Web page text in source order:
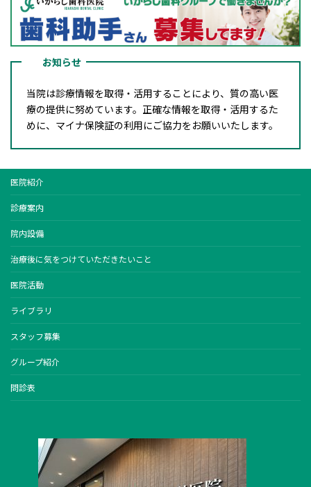
お知らせ
当院は診療情報を取得・活用することにより、質の高い医
療の提供に努めています。正確な情報を取得・活用するた
めに、マイナ保険証の利用にご協力をお願いいたします。
医院紹介
診療案内
院内設備
治療後に気をつけていただきたいこと
医院活動
ライブラリ
スタッフ募集
グループ紹介
問診表